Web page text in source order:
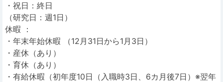
・祝日：終日
（研究日：週1日）
休暇 ：
・年末年始休暇 （12月31日から1月3日）
・産休（あり）
・育休（あり）
・有給休暇（初年度10日（入職時3日、6カ月後7日）※翌年